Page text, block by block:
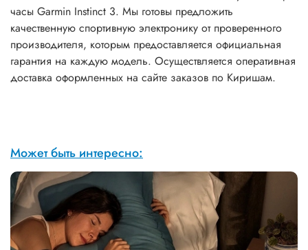
часы Garmin Instinct 3. Мы готовы предложить
качественную спортивную электронику от проверенного
производителя, которым предоставляется официальная
гарантия на каждую модель. Осуществляется оперативная
доставка оформленных на сайте заказов по Киришам.
Может быть интересно: